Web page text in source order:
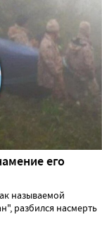
его
называемой
разбился насмерть